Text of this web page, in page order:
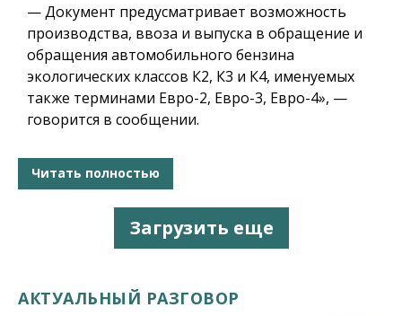
— Документ предусматривает возможность
производства, ввоза и выпуска в обращение и
обращения автомобильного бензина
экологических классов К2, К3 и К4, именуемых
также терминами Евро-2, Евро-3, Евро-4», —
говорится в сообщении.
Читать полностью
Загрузить еще
АКТУАЛЬНЫЙ РАЗГОВОР